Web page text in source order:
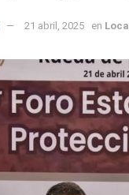
21 abril, 2025 en Local